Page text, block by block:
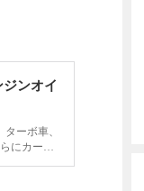
ンオイ
ーボ車、
にカー用